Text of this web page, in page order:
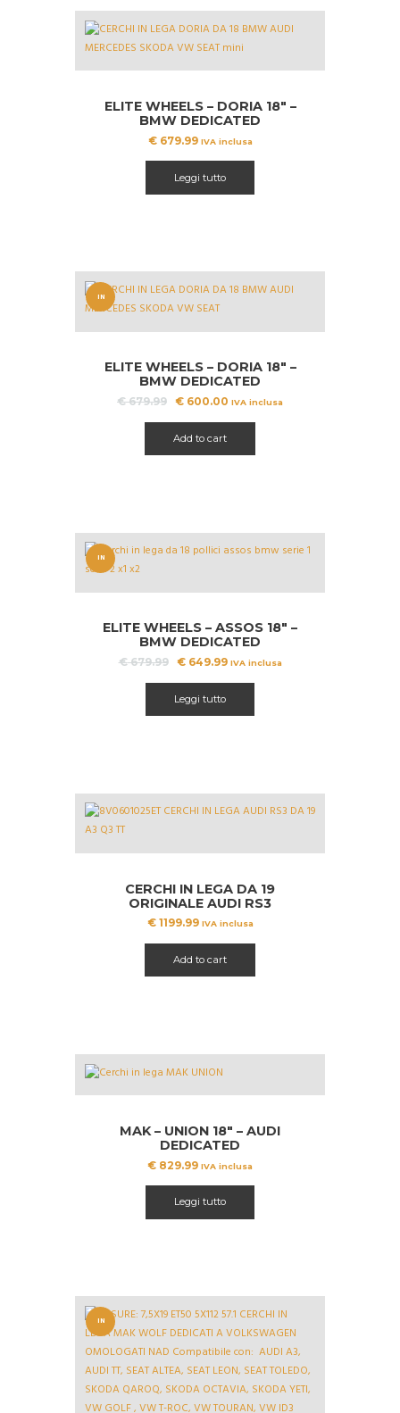
ELITE WHEELS – DORIA 18″ –
BMW DEDICATED
€679.99 IVA inclusa
Leggi tutto
IN
ELITE WHEELS – DORIA 18″ –
BMW DEDICATED
€679.99 Il
era:
€ 679.99.
€ 600.00 Il
€ 600.00.
IVA inclusa
Add to cart
IN
ELITE WHEELS – ASSOS 18″ –
BMW DEDICATED
€679.99
Il
era:
€ 679.99.
€649.99Il
€ 649.99.
IVA inclusa
Leggi tutto
CERCHI IN LEGA DA 19
ORIGINALE AUDI RS3
8V0601025ET
€1199.99 IVA inclusa
Add to cart
MAK – UNION 18″ – AUDI
DEDICATED
€ 829.99 IVA inclusa
Leggi tutto
IN
OFFERT
A!